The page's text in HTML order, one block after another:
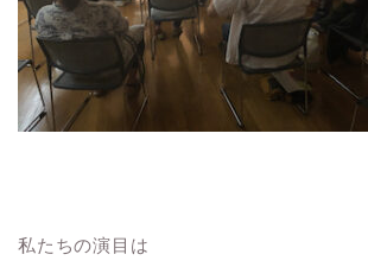
私たちの演目は